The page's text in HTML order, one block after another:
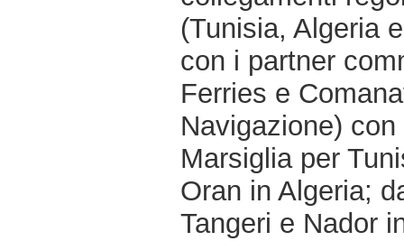
(Tunisia, Algeria
con i partner
Ferries e
Navigazione)
Marsiglia per
Oran in Algeria;
Tangeri e Nador